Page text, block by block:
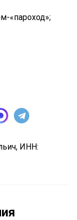
«пароход»;
ИНН: